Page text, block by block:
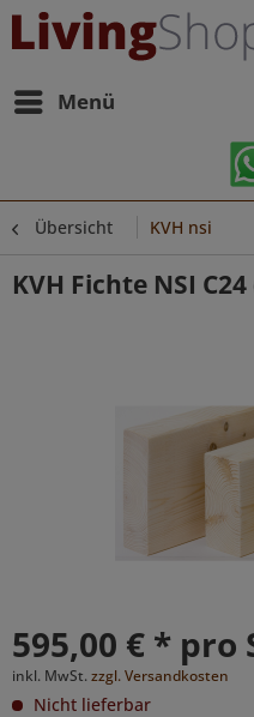
Menü
Übersicht KVH nsi
KVH Fichte NSI
595,00 € * pro
inkl. MwSt. zzgl. Versandkosten
Nicht lieferbar